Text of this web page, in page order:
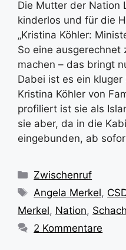
Die Mutter der Nation
kinderlos und für die
„Kristina Köhler:
So eine ausgerechnet
machen – das bringt
Dabei ist es ein
Kristina Köhler von
profiliert ist sie als
sie aber, da in die
eingebunden, ab
Kategorien
Zwischenruf
Schlagwörter
Angela Merkel,
Merkel, Nation,
2 Kommentare